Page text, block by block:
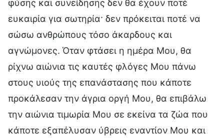
φύσης και συνείδησης δεν θα έχουν ποτέ
ευκαιρία για σωτηρία· δεν πρόκειται ποτέ να
σώσω ανθρώπους τόσο άκαρδους και
αγνώμονες. Όταν φτάσει η ημέρα Μου, θα
ρίχνω αιώνια τις καυτές φλόγες Μου πάνω
στους υιούς της επανάστασης που κάποτε
προκάλεσαν την άγρια οργή Μου, θα επιβάλω
την αιώνια τιμωρία Μου σε εκείνα τα ζώα που
κάποτε εξαπέλυσαν ύβρεις εναντίον Μου και